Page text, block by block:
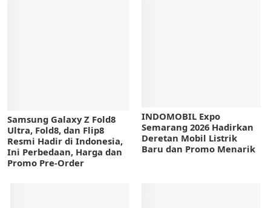
Samsung Galaxy Z Fold8
Ultra, Fold8, dan Flip8
Resmi Hadir di Indonesia,
Ini Perbedaan, Harga dan
Promo Pre-Order
INDOMOBIL Expo
Semarang 2026 Hadirkan
Deretan Mobil Listrik
Baru dan Promo Menarik